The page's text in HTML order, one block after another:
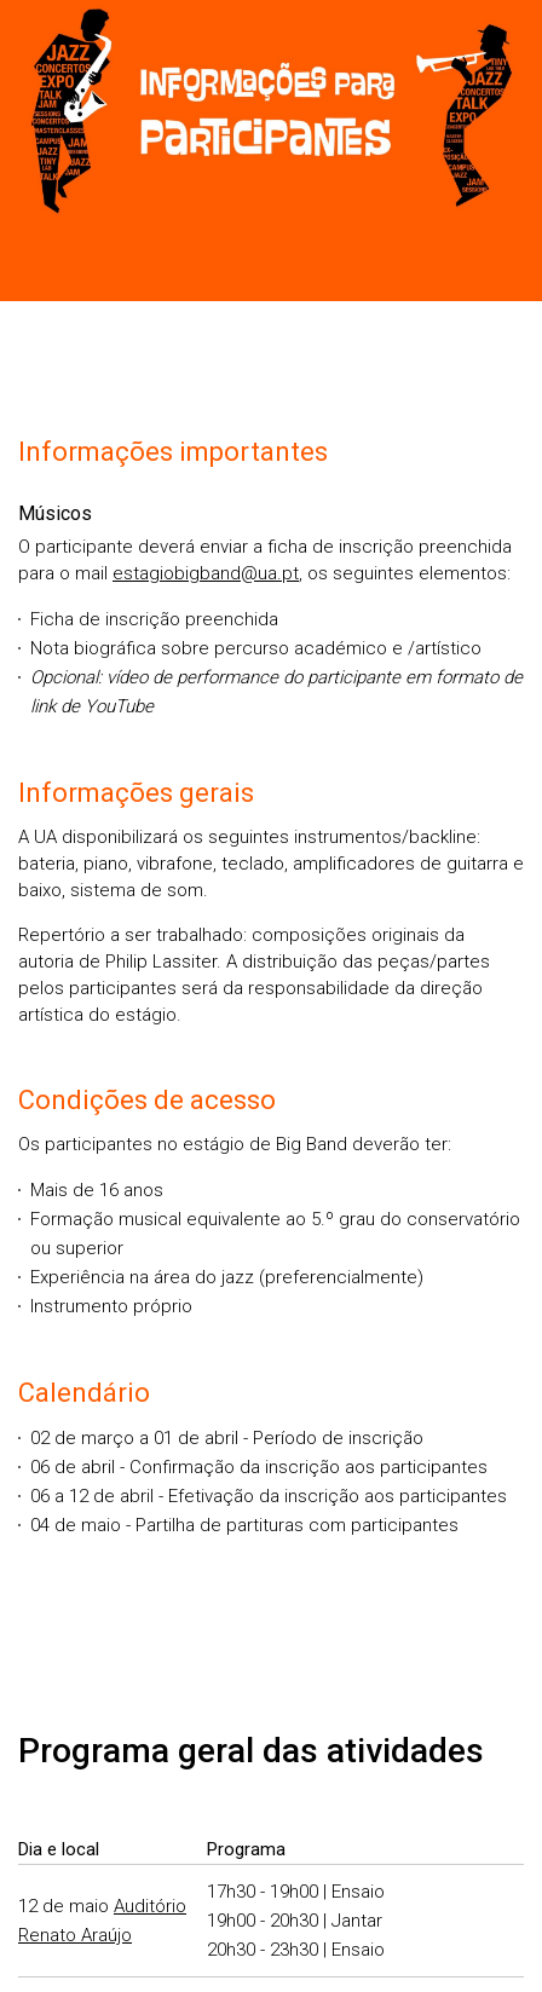
Informações importantes
Músicos
O participante deverá enviar a ficha de inscrição preenchida
para o mail estagiobigband@ua.pt, os seguintes elementos:
Ficha de inscrição preenchida
Nota biográfica sobre percurso académico e /artístico
Opcional: vídeo de performance do participante em formato de
link de YouTube
Informações gerais
A UA disponibilizará os seguintes instrumentos/backline:
bateria, piano, vibrafone, teclado, amplificadores de guitarra e
baixo, sistema de som.
Repertório a ser trabalhado: composições originais da
autoria de Philip Lassiter. A distribuição das peças/partes
pelos participantes será da responsabilidade da direção
artística do estágio.
Condições de acesso
Os participantes no estágio de Big Band deverão ter:
Mais de 16 anos
Formação musical equivalente ao 5.º grau do conservatório
ou superior
Experiência na área do jazz (preferencialmente)
Instrumento próprio
Calendário
02 de março a 01 de abril - Período de inscrição
06 de abril - Confirmação da inscrição aos participantes
06 a 12 de abril - Efetivação da inscrição aos participantes
04 de maio - Partilha de partituras com participantes
Programa geral das atividades
Dia e local Programa
12 de maio Auditório
Renato Araújo
17h30 - 19h00 | Ensaio
19h00 - 20h30 | Jantar
20h30 - 23h30 | Ensaio